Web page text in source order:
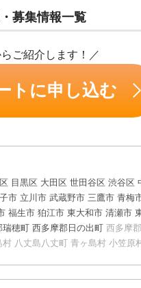
募集情報一覧
ご紹介します！／
トに申し込む
目黒区 大田区 世田谷区 渋谷区
市 立川市 武蔵野市 三鷹市 青梅
福生市 狛江市 東大和市 清瀬市
瑞穂町 西多摩郡日の出町 西多摩
村 八丈島八丈町 青ヶ島村 小笠原